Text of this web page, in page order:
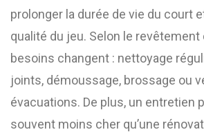
prolonger la durée de vie du court
qualité du jeu. Selon le revêtement
besoins changent : nettoyage
joints, démoussage, brossage ou
évacuations. De plus, un entretien
souvent moins cher qu’une